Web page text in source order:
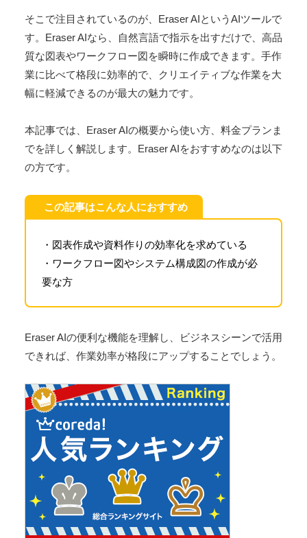
そこで注目されているのが、Eraser AIというAIツールで
す。Eraser AIなら、自然言語で指示を出すだけで、高品
質な図表やワークフロー図を瞬時に作成できます。手作
業に比べて格段に効率的で、クリエイティブな作業を大
幅に軽減できるのが最大の魅力です。
本記事では、Eraser AIの概要から使い方、料金プランま
でを詳しく解説します。Eraser AIをおすすめなのは以下
の方です。
この記事はこんな人におすすめ
・図表作成や資料作りの効率化を求めている
・ワークフロー図やシステム構成図の作成が必
要な方
Eraser AIの便利な機能を理解し、ビジネスシーンで活用
できれば、作業効率が格段にアップすることでしょう。